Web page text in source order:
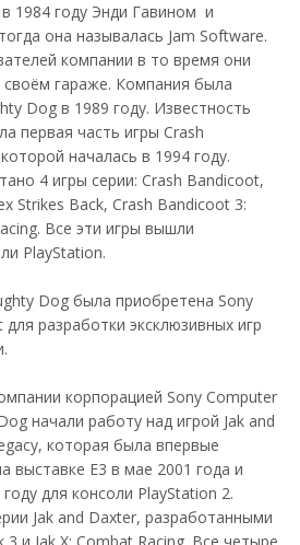
1984 году Энди Гавином и
она называлась Jam Software.
компании в то время они
гараже. Компания была
Dog в 1989 году. Известность
первая часть игры Crash
началась в 1994 году.
4 игры серии: Crash Bandicoot,
Strikes Back, Crash Bandicoot 3:
Все эти игры вышли
PlayStation.
Dog была приобретена Sony
разработки эксклюзивных игр
корпорацией Sony Computer
начали работу над игрой Jak and
которая была впервые
выставке E3 в мае 2001 года и
для консоли PlayStation 2.
Jak and Daxter, разработанными